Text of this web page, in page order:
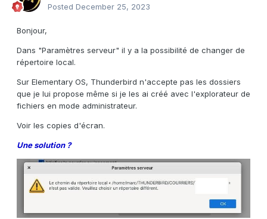
Posted December 25, 2023
Bonjour,
Dans "Paramètres serveur" il y a la possibilité de changer de
répertoire local.
Sur Elementary OS, Thunderbird n'accepte pas les dossiers
que je lui propose même si je les ai créé avec l'explorateur de
fichiers en mode administrateur.
Voir les copies d'écran.
Une solution ?